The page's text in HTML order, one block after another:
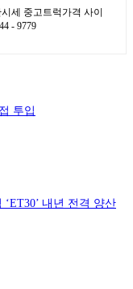
세 중고트럭가격 사이
- 9779
투입
내년 전격 양산